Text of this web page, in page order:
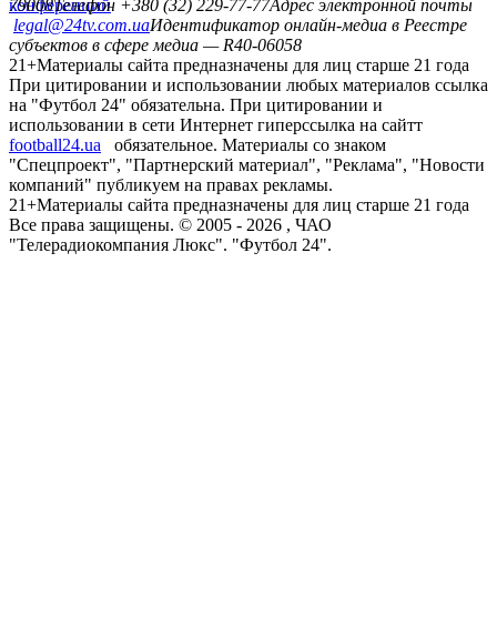
конференций
79008Телефон +380 (32) 229-77-77Адрес электронной почты
legal@24tv.com.uaИдентификатор онлайн-медиа в Реестре
субъектов в сфере медиа — R40-06058
21+Материалы сайта предназначены для лиц старше 21 года
При цитировании и использовании любых материалов ссылка
на "Футбол 24" обязательна. При цитировании и
использовании в сети Интернет гиперссылка на сайтт
football24.ua
обязательное. Материалы со знаком
"Спецпроект", "Партнерский материал", "Реклама", "Новости
компаний" публикуем на правах рекламы.
21+Материалы сайта предназначены для лиц старше 21 года
Все права защищены. © 2005 - 2026 , ЧАО
"Телерадиокомпания Люкс". "Футбол 24".